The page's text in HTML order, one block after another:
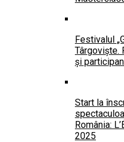
Festivalul
Târgoviște.
și
Start la
România:
2025